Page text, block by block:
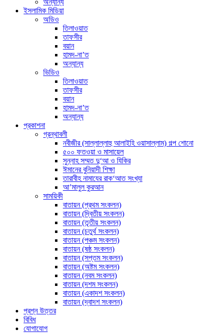
অন্যান্য
ইসলামিক মিডিয়া
অডিও
তিলাওয়াত
তাফসীর
বয়ান
হামদ-না’ত
অন্যান্য
ভিডিও
তিলাওয়াত
তাফসীর
বয়ান
হামদ-না’ত
অন্যান্য
প্রকাশনা
গ্রন্থাবলী
নবীজীর (সাল্লাল্লাহু আলাইহি ওয়াসাল্লাম) গল্প শোনো
৫০০ ফতওয়া ও মাসায়েল
সুন্নাহ সম্মত দু‘আ ও যিকির
ঈমানের বুনিয়াদী শিক্ষা
তারাবীহ নামাযের রাক‘আত সংখ্যা
আ’মালুল কুরআন
সাময়িকী
বাতায়ন (প্রথম সংকলন)
বাতায়ন (দ্বিতীয় সংকলন)
বাতায়ন (তৃতীয় সংকলন)
বাতায়ন (চতুর্থ সংকলন)
বাতায়ন (পঞ্চম সংকলন)
বাতায়ন (ষষ্ঠ সংকলন)
বাতায়ন (সপ্তম সংকলন)
বাতায়ন (অষ্টম সংকলন)
বাতায়ন (নবম সংকলন)
বাতায়ন (দশম সংকলন)
বাতায়ন (একাদশ সংকলন)
বাতায়ন (দ্বাদশ সংকলন)
প্রশ্ন উত্তর
বিবিধ
যোগাযোগ